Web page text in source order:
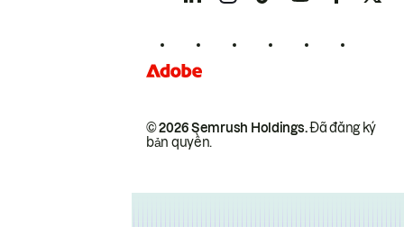
© 2026 Semrush Holdings.Đã đăng ký
bản quyền.